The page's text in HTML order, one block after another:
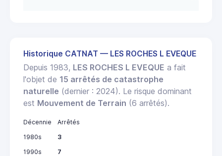
Historique CATNAT — LES ROCHES L EVEQUE
Depuis 1983, LES ROCHES L EVEQUE a fait
l'objet de 15 arrêtés de catastrophe
naturelle (dernier : 2024). Le risque dominant
est Mouvement de Terrain (6 arrêtés).
Décennie
Arrêtés
1980s
3
1990s
7